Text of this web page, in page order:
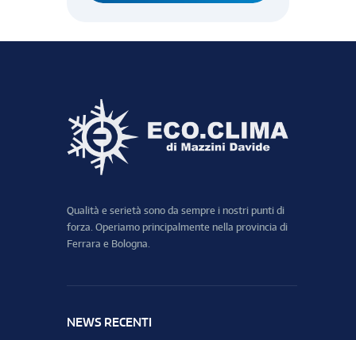
Qualità e serietà sono da sempre i nostri punti di
forza. Operiamo principalmente nella provincia di
Ferrara e Bologna.
NEWS RECENTI